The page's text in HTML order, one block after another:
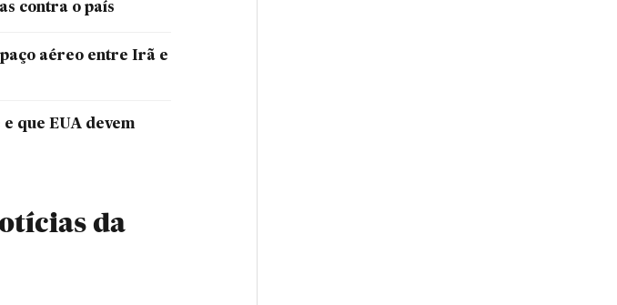
contra o país
aéreo entre Irã e
que EUA devem
da